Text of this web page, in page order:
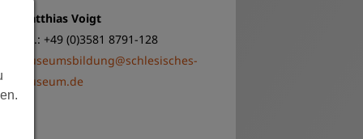
Archiv
Matthias Voigt
Tel.: +49 (0)3581 8791-128
museumsbildung@schlesisches-
museum.de